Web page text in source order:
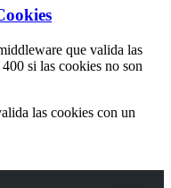
que valida las
si las cookies no son
las cookies con un